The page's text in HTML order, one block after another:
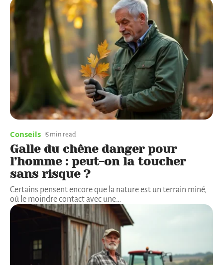
Conseils 5 min read
Galle du chêne danger pour
l’homme : peut-on la toucher
sans risque ?
Certains pensent encore que la nature est un terrain miné,
où le moindre contact avec une…